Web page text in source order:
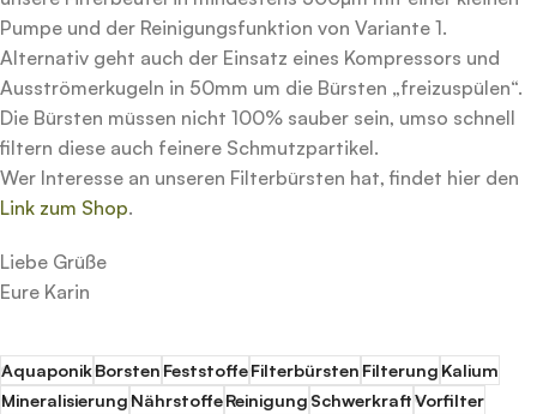
Pumpe und der Reinigungsfunktion von Variante 1.
Alternativ geht auch der Einsatz eines Kompressors und
Ausströmerkugeln in 50mm um die Bürsten „freizuspülen“.
Die Bürsten müssen nicht 100% sauber sein, umso schnell
filtern diese auch feinere Schmutzpartikel.
Wer Interesse an unseren Filterbürsten hat, findet hier den
Link zum Shop.
Liebe Grüße
Eure Karin
AquaponikBorstenFeststoffeFilterbürstenFilterungKalium
MineralisierungNährstoffeReinigungSchwerkraftVorfilter